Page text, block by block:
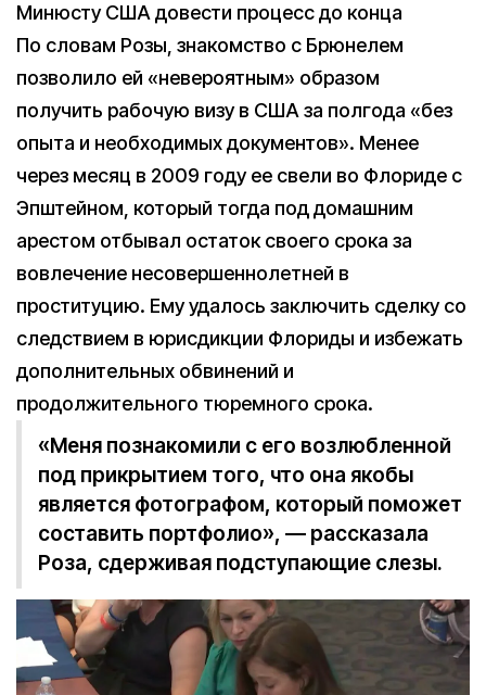
Минюсту США довести процесс до конца
По словам Розы, знакомство с Брюнелем
позволило ей «невероятным» образом
получить рабочую визу в США за полгода «без
опыта и необходимых документов». Менее
через месяц в 2009 году ее свели во Флориде с
Эпштейном, который тогда под домашним
арестом отбывал остаток своего срока за
вовлечение несовершеннолетней в
проституцию. Ему удалось заключить сделку со
следствием в юрисдикции Флориды и избежать
дополнительных обвинений и
продолжительного тюремного срока.
«Меня познакомили с его возлюбленной
под прикрытием того, что она якобы
является фотографом, который поможет
составить портфолио», — рассказала
Роза, сдерживая подступающие слезы.